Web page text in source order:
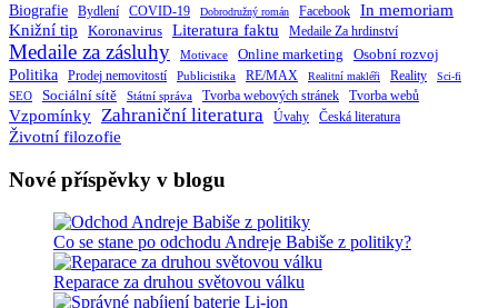
Biografie Bydlení COVID-19 Dobrodružný román Facebook In memoriam
Knižní tip Koronavirus Literatura faktu Medaile Za hrdinství
Medaile za zásluhy Motivace Online marketing Osobní rozvoj
Politika Prodej nemovitostí Publicistika RE/MAX Realitní makléři Reality Sci-fi
SEO Sociální sítě Státní správa Tvorba webových stránek Tvorba webů
Vzpomínky Zahraniční literatura Úvahy Česká literatura
Životní filozofie
Nové příspěvky v blogu
Co se stane po odchodu Andreje Babiše z politiky?
Reparace za druhou světovou válku